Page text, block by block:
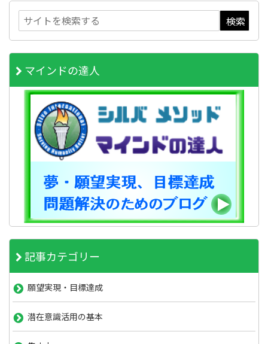
マインドの達人
記事カテゴリー
願望実現・目標達成
潜在意識活用の基本